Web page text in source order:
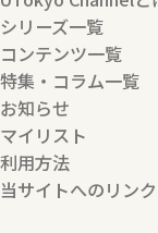
シリーズ一覧
コンテンツ一覧
特集・コラム一覧
お知らせ
マイリスト
利用方法
当サイトへのリン